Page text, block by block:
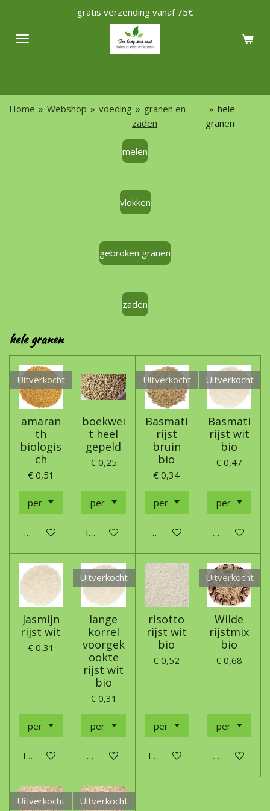
naar
gratis verzending vanaf 75€
Home » Webshop » voeding » granen en
zaden
» hele
granen
melen
vlokken
gebroken granen
zaden
hele granen
Uitverkocht
amaran
th
biologis
ch
€ 0,51
Houd mij op de hoogte
boekwei
t heel
gepeld
€ 0,25
In winkelwagen
Uitverkocht
Basmati
rijst
bruin
bio
€ 0,34
Houd mij op de hoogte
Uitverkocht
Basmati
rijst wit
bio
€ 0,47
Houd mij op
Jasmijn
rijst wit
€ 0,31
In winkelwagen
Uitverkocht
lange
korrel
voorgek
ookte
rijst wit
bio
€ 0,31
Houd mij op de hoogte
risotto
rijst wit
bio
€ 0,52
In winkelwagen
Uitverkocht
Wilde
rijstmix
bio
€ 0,68
Houd mij op
Uitverkocht Uitverkocht